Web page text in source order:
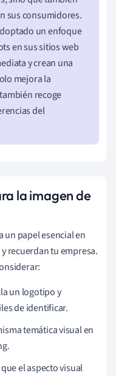
sus consumidores.
un enfoque
en sus sitios web
y crean una
mejora la
recoge
del
la imagen de
un papel esencial en
recuerdan tu empresa.
un logotipo y
de identificar.
temática visual en
el aspecto visual